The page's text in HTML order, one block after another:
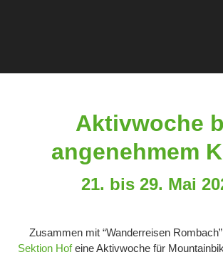
Aktivwoche
angenehmem
21. bis 29. Mai
Zusammen mit “Wanderreisen
Sektion Hofeine Aktivwoche für